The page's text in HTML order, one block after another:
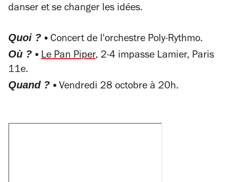
danser et se changer les idées.
Quoi ? • Concert de l'orchestre Poly-Rythmo.
Où ? • Le Pan Piper, 2-4 impasse Lamier, Paris
11e.
Quand ? • Vendredi 28 octobre à 20h.